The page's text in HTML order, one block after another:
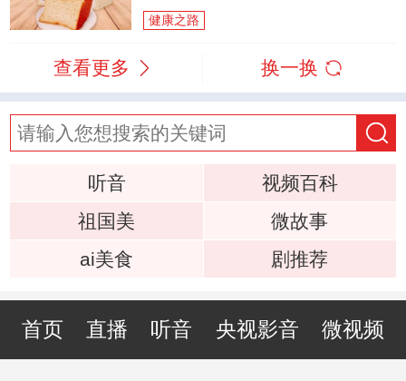
健康之路
查看更多 换一换
听音
视频百科
祖国美
微故事
ai美食
剧推荐
首页 直播 听音 央视影音 微视频